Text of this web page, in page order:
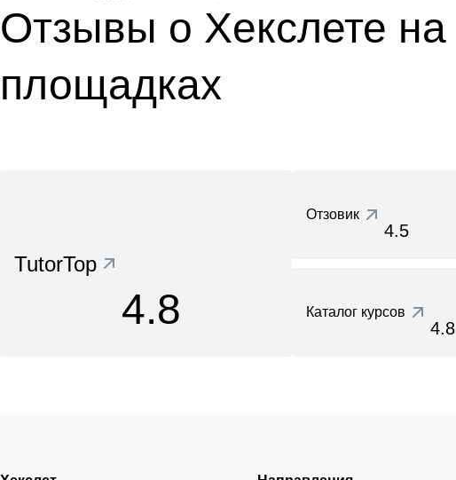
Отзывы о Хекслете на
площадках
TutorTop
4.8
Отзовик
4.5
Каталог курсов
4.8